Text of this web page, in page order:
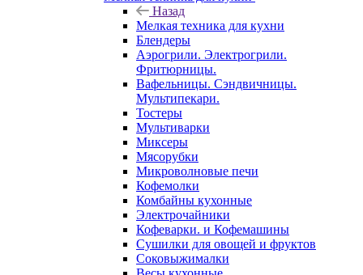
Назад
Мелкая техника для кухни
Блендеры
Аэрогрили. Электрогрили.
Фритюрницы.
Вафельницы. Сэндвичницы.
Мультипекари.
Тостеры
Мультиварки
Миксеры
Мясорубки
Микроволновые печи
Кофемолки
Комбайны кухонные
Электрочайники
Кофеварки. и Кофемашины
Сушилки для овощей и фруктов
Соковыжималки